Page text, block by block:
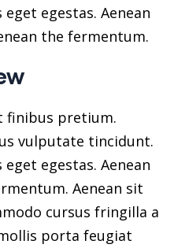
egestas. Aenean
the fermentum.
finibus pretium.
vulputate tincidunt.
egestas. Aenean
Aenean sit
cursus fringilla a
porta feugiat